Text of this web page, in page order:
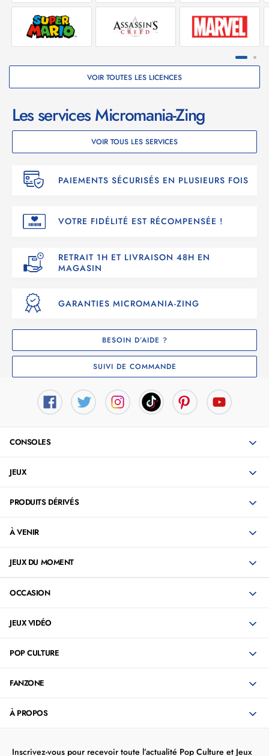
VOIR TOUTES LES LICENCES
Les services Micromania-Zing
VOIR TOUS LES SERVICES
PAIEMENTS SÉCURISÉS EN PLUSIEURS FOIS
VOTRE FIDÉLITÉ EST RÉCOMPENSÉE !
RETRAIT 1H ET LIVRAISON 48H EN
MAGASIN
GARANTIES MICROMANIA-ZING
BESOIN D’AIDE ?
SUIVI DE COMMANDE
CONSOLES
JEUX
PRODUITS DÉRIVÉS
À VENIR
JEUX DU MOMENT
OCCASION
JEUX VIDÉO
POP CULTURE
FANZONE
À PROPOS
Inscrivez-vous pour recevoir toute l’actualité Pop Culture et Jeux